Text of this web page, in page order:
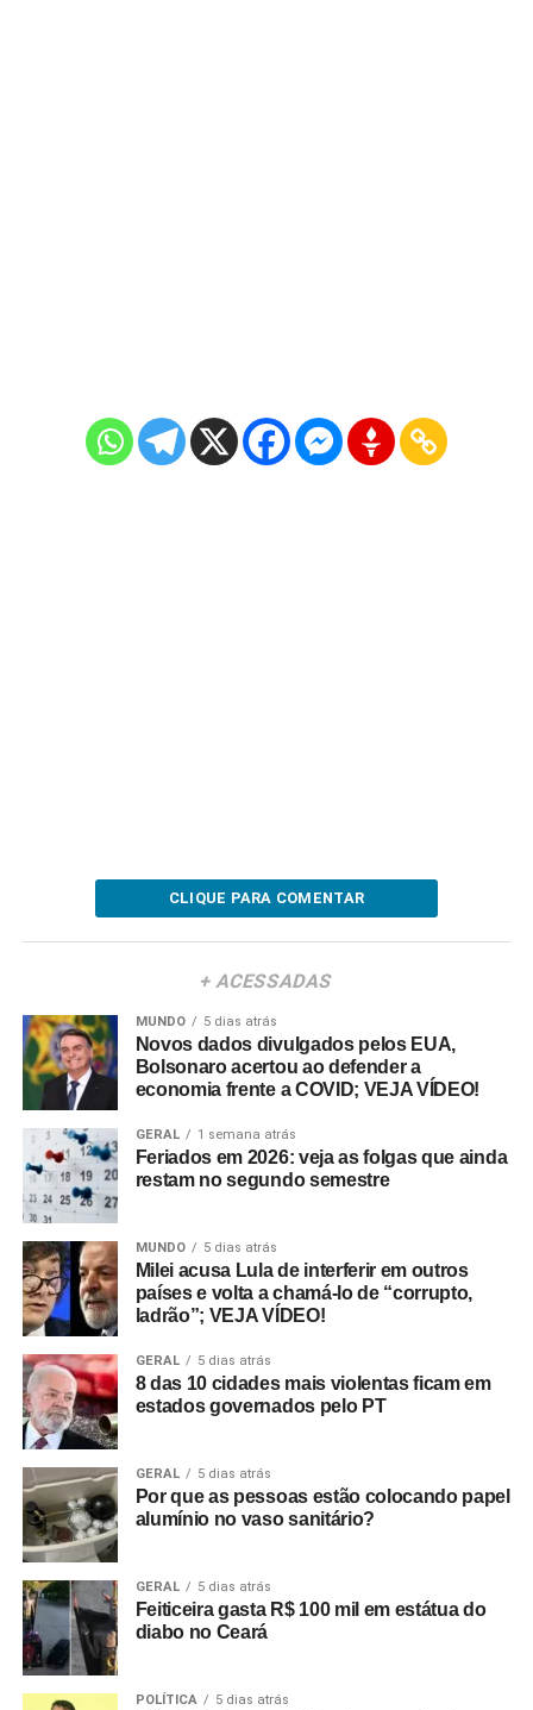
CLIQUE PARA COMENTAR
+ ACESSADAS
MUNDO 5 dias atrás
Novos dados divulgados pelos EUA,
Bolsonaro acertou ao defender a
economia frente a COVID; VEJA VÍDEO!
GERAL 1 semana atrás
Feriados em 2026: veja as folgas que ainda
restam no segundo semestre
MUNDO 5 dias atrás
Milei acusa Lula de interferir em outros
países e volta a chamá-lo de “corrupto,
ladrão”; VEJA VÍDEO!
GERAL 5 dias atrás
8 das 10 cidades mais violentas ficam em
estados governados pelo PT
GERAL 5 dias atrás
Por que as pessoas estão colocando papel
alumínio no vaso sanitário?
GERAL 5 dias atrás
Feiticeira gasta R$ 100 mil em estátua do
diabo no Ceará
POLÍTICA 5 dias atrás